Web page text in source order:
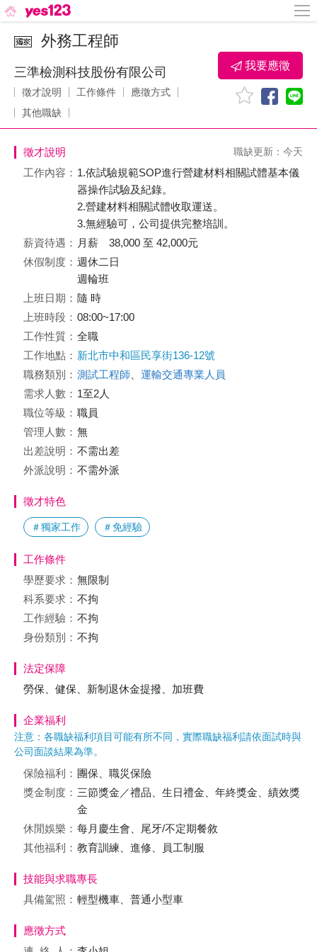
外務工程師
三準檢測科技股份有限公司
徵才說明 工作條件
應徵方式
其他職缺
我要應徵
徵才說明 職缺更新：今天
工作內容： 1.依試驗規範SOP進行營建材料相關試體基本儀
器操作試驗及紀錄。
2.營建材料相關試體收取運送。
3.無經驗可，公司提供完整培訓。
薪資待遇： 月薪 38,000 至 42,000元
休假制度： 週休二日
週輪班
上班日期： 隨 時
上班時段： 08:00~17:00
工作性質： 全職
工作地點： 新北市中和區民享街136-12號
職務類別： 測試工程師
運輸交通專業人員
需求人數： 1至2人
職位等級： 職員
管理人數： 無
出差說明： 不需出差
外派說明： 不需外派
徵才特色
＃獨家工作 ＃免經驗
工作條件
學歷要求： 無限制
科系要求： 不拘
工作經驗： 不拘
身份類別： 不拘
法定保障
勞保、健保、新制退休金提撥、加班費
企業福利
注意：各職缺福利項目可能有所不同，實際職缺福利請依面試時與
公司面談結果為準。
保險福利： 團保、職災保險
獎金制度： 三節獎金／禮品、生日禮金、年終獎金、績效獎
金
休閒娛樂： 每月慶生會、尾牙/不定期餐敘
其他福利： 教育訓練、進修、員工制服
技能與求職專長
具備駕照： 輕型機車、普通小型車
應徵方式